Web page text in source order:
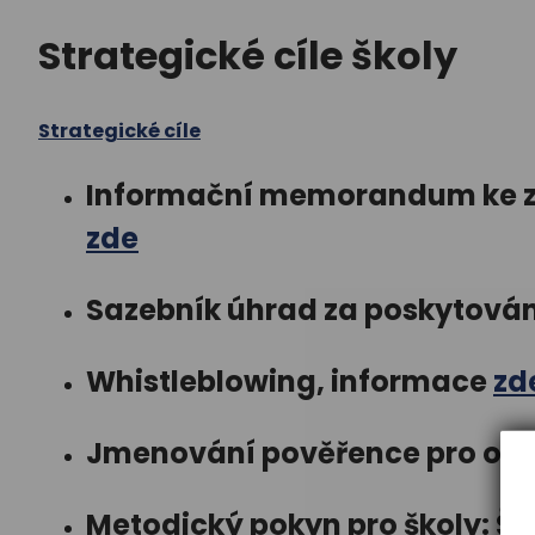
Strategické cíle školy
Strategické cíle
Informační memorandum ke
zde
Sazebník úhrad za
Whistleblowing, informace
Jmenování pověřence pro
Metodický pokyn pro školy: